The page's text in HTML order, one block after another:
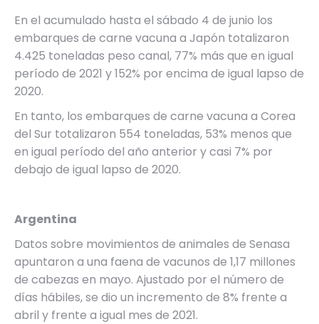
En el acumulado hasta el sábado 4 de junio los
embarques de carne vacuna a Japón totalizaron
4.425 toneladas peso canal, 77% más que en igual
período de 2021 y 152% por encima de igual lapso de
2020.
En tanto, los embarques de carne vacuna a Corea
del Sur totalizaron 554 toneladas, 53% menos que
en igual período del año anterior y casi 7% por
debajo de igual lapso de 2020.
Argentina
Datos sobre movimientos de animales de Senasa
apuntaron a una faena de vacunos de 1,17 millones
de cabezas en mayo. Ajustado por el número de
días hábiles, se dio un incremento de 8% frente a
abril y frente a igual mes de 2021.